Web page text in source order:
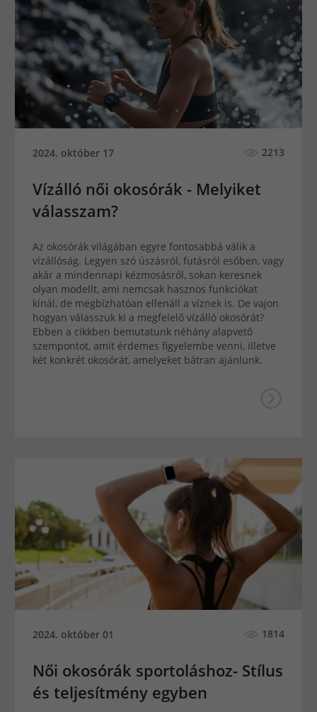
2024. október 17 2213
Vízálló női okosórák - Melyiket
válasszam?
Az okosórák világában egyre fontosabbá válik a
vízállóság. Legyen szó úszásról, futásról esőben, vagy
akár a mindennapi kézmosásról, sokan keresnek
olyan modellt, ami nemcsak hasznos funkciókat
kínál, de megbízhatóan ellenáll a víznek is. De vajon
hogyan válasszuk ki a megfelelő vízálló okosórát?
Ebben a cikkben bemutatunk néhány alapvető
szempontot, amit érdemes figyelembe venni, illetve
két konkrét okosórát, amelyeket bátran ajánlunk.
2024. október 01 1814
Női okosórák sportoláshoz- Stílus
és teljesítmény egyben